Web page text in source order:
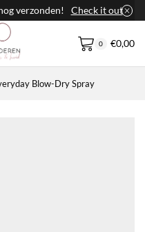
verzonden! Check it out
0 €0,00
Blow-Dry Spray